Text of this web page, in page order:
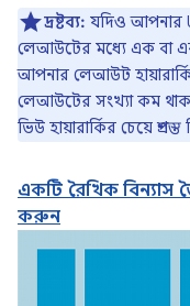
দ্রষ্টব্য: যদিও আপনার
লেআউটের মধ্যে এক বা
আপনার লেআউট
লেআউটের সংখ্যা কম
ভিউ হায়ারার্কির চেয়ে প্রশস্ত
একটি রৈখিক বিন্যাস
করুন